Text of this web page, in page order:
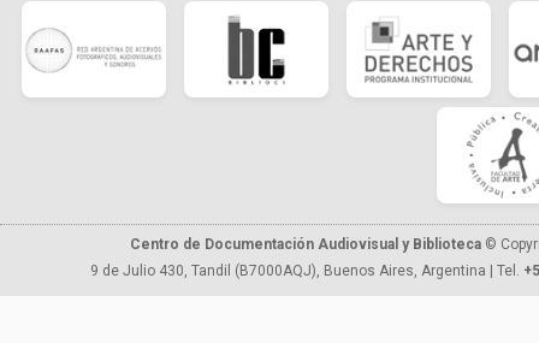
Centro de Documentación Audiovisual y Biblioteca ©
9 de Julio 430, Tandil (B7000AQJ), Buenos Aires, Argentina | Tel.